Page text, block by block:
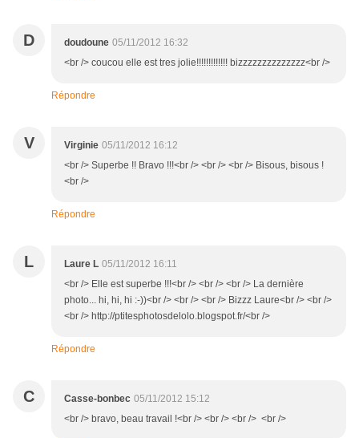
D doudoune 05/11/2012 16:32
<br /> coucou elle est tres jolie!!!!!!!!!!!!! bizzzzzzzzzzzzzz<br />
Répondre
V Virginie 05/11/2012 16:12
<br /> Superbe !! Bravo !!!<br /> <br /> <br /> Bisous, bisous !
<br />
Répondre
L Laure L 05/11/2012 16:11
<br /> Elle est superbe !!!<br /> <br /> <br /> La dernière
photo... hi, hi, hi :-))<br /> <br /> <br /> Bizzz Laure<br /> <br />
<br /> http://ptitesphotosdelolo.blogspot.fr/<br />
Répondre
C Casse-bonbec 05/11/2012 15:12
<br /> bravo, beau travail !<br /> <br /> <br /> <br />